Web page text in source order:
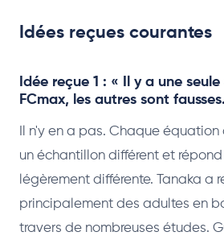
Idées reçues courantes
Idée reçue 1 : « Il y a une
FCmax, les autres sont
Il n'y en a pas. Chaque
un échantillon différent et
légèrement différente. Tanaka a
principalement des adultes en
travers de nombreuses études.